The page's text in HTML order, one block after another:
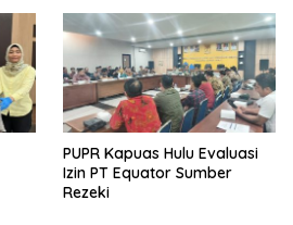
PUPR Kapuas Hulu Evaluasi
Izin PT Equator Sumber
Rezeki